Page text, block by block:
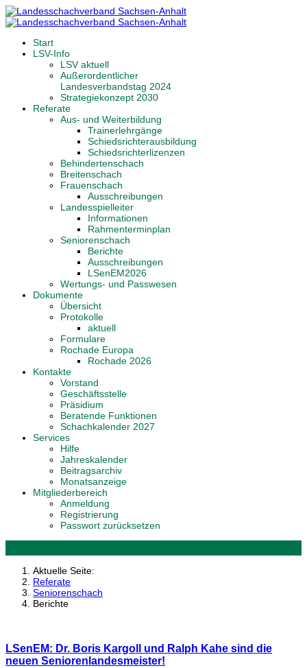
Start
LSV-Info
LSV aktuell
Außerordentlicher
Landesverbandstag 2024
Strategiekonzept 2030
Referate
Aus- und Weiterbildung
Trainerlehrgänge
Schiedsrichterausbildung
Schiedsrichterlizenzen
Behindertenschach
Breitenschach
Frauenschach
Ausschreibungen
Landesspielleiter
Informationen
Rahmenterminplan
Seniorenschach
Berichte
Ausschreibungen
LSenEM2026
Wertungs- und Passwesen
Dokumente
Übersicht
Protokolle
aktuell
Formulare
Rochade Europa
Rochade 2026
Kontakte
Vorstand
Geschäftsstelle
Präsidium
Beratende Funktionen
Schachkalender 2027
Services
Hilfe
Jahreskalender
Beitragsarchiv
Monatsanzeige
Mitgliederbereich
Anmeldung
Registrierung
Passwort zurücksetzen
Aktuelle Seite:
Referate
Seniorenschach
Berichte
LSenEM: Dr. Boris Kargoll und Ralph Kahe sind die
neuen Seniorenlandesmeister!